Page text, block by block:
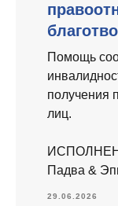
Помощь
получения
лиц.
Падва &
29.06.2026